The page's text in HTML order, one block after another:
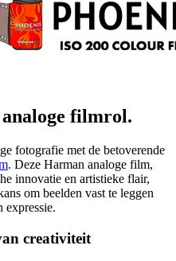
filmrol.
fotografie met de betoverende
. Deze Harman analoge film,
innovatie en artistieke flair,
om beelden vast te leggen
expressie.
creativiteit